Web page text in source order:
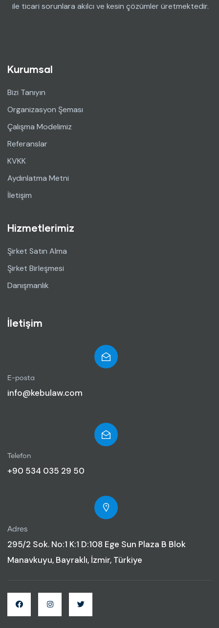
ile ticari sorunlara akılcı ve kesin çözümler üretmektedir.
Kurumsal
Bizi Tanıyın
Organizasyon Şeması
Çalışma Modelimiz
Referanslar
KVKK
Aydınlatma Metni
İletişim
Hizmetlerimiz
Şirket Satın Alma
Şirket Birleşmesi
Danışmanlık
İletişim
E-posta
info@kebulaw.com
Telefon
+90 534 035 29 50
Adres
295/2 Sok. No:1 K:1 D:108 Ege Sun Plaza B Blok
Manavkuyu, Bayraklı, İzmir, Türkiye